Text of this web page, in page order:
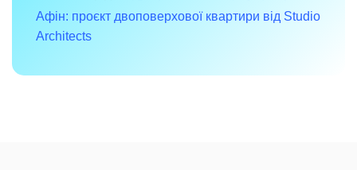
Афін: проєкт двоповерхової квартири від Studio
Architects